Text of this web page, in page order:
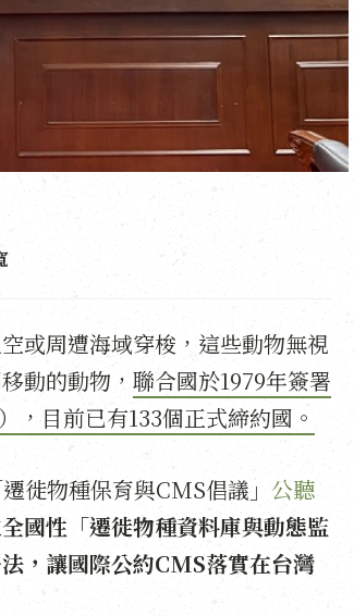
或周遭海域穿梭，這些動物無視
動的動物， 聯合國於1979年簽署
，目前已有133個正式締約國。
徙物種保育與CMS倡議」 公聽
國性「遷徙物種資料庫與動態監
，讓國際公約CMS落實在台灣